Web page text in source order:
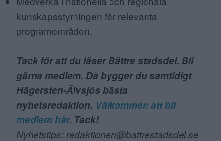
kunskapsstyrningen för relevanta
programområden.
Tack för att du läser Bättre stadsdel. Bli
gärna medlem. Då bygger du samtidigt
Hägersten-Älvsjös bästa
nyhetsredaktion. Välkommen att bli
medlem här. Tack!
Nyhetstips: redaktionen@battrestadsdel.se